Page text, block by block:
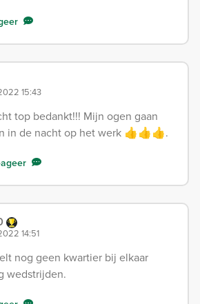
15:43
top bedankt!!! Mijn ogen gaan
in de nacht op het werk 👍👍👍.
14:51
nog geen kwartier bij elkaar
wedstrijden.